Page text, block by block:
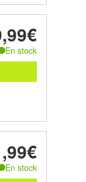
En stock
En stock